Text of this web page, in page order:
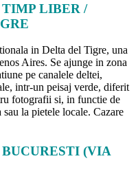
TIMP LIBER /
in Delta del Tigre, una
Aires. Se ajunge in zona
pe canalele deltei,
intr-un peisaj verde, diferit
fotografii si, in functie de
la pietele locale. Cazare
(VIA